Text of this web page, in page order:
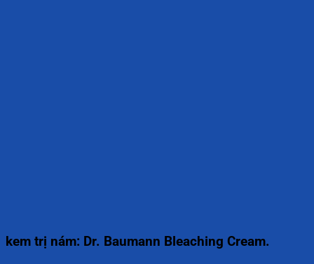
kem trị nám: Dr. Baumann Bleaching Cream.